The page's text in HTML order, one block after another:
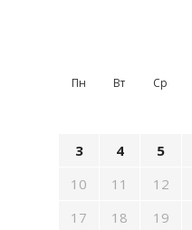
Пн Вт Ср
3
4 5
10
11 12
17
18 19